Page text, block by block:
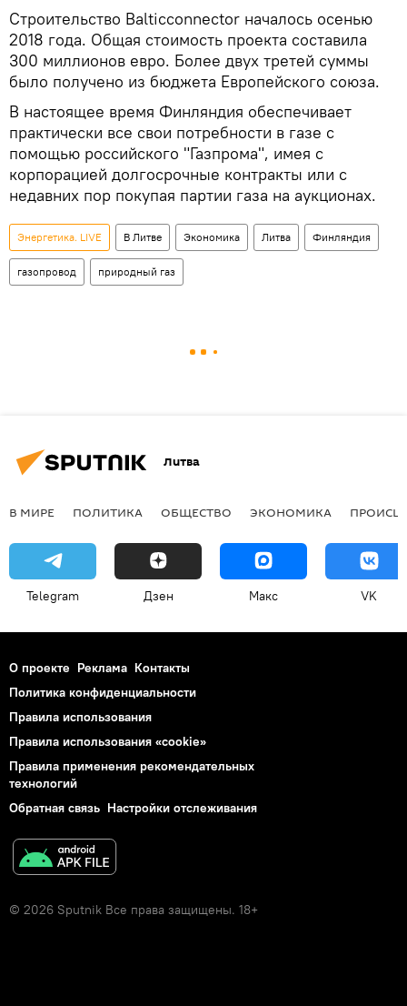
Строительство Balticconnector началось осенью
2018 года. Общая стоимость проекта составила
300 миллионов евро. Более двух третей суммы
было получено из бюджета Европейского союза.
В настоящее время Финляндия обеспечивает
практически все свои потребности в газе с
помощью российского "Газпрома", имея с
корпорацией долгосрочные контракты или с
недавних пор покупая партии газа на аукционах.
Энергетика. LIVE В Литве Экономика Литва Финляндия
газопровод природный газ
Литва
В МИРЕ ПОЛИТИКА ОБЩЕСТВО ЭКОНОМИКА
Telegram Дзен Макс VK
О проекте Реклама Контакты
Политика конфиденциальности
Правила использования
Правила использования «cookie»
Правила применения рекомендательных
технологий
Обратная связь Настройки отслеживания
© 2026 Sputnik Все права защищены. 18+